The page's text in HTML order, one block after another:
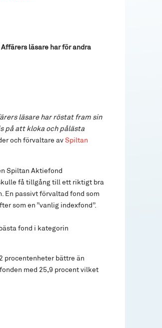
läsare har för andra
läsare har röstat fram sin
på att kloka och pålästa
och förvaltare avSpiltan
Spiltan Aktiefond
få tillgång till ett riktigt bra
En passivt förvaltad fond som
som en ”vanlig indexfond”.
fond i kategorin
procentenheter bättre än
med 25,9 procent vilket